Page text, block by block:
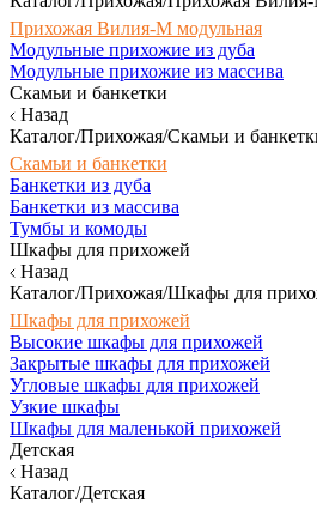
Прихожая Вилия-М модульная
Модульные прихожие из дуба
Модульные прихожие из массива
Скамьи и банкетки
Назад
Каталог/Прихожая/Скамьи и
Скамьи и банкетки
Банкетки из дуба
Банкетки из массива
Тумбы и комоды
Шкафы для прихожей
Назад
Каталог/Прихожая/Шкафы для
Шкафы для прихожей
Высокие шкафы для прихожей
Закрытые шкафы для прихожей
Угловые шкафы для прихожей
Узкие шкафы
Шкафы для маленькой прихожей
Детская
Назад
Каталог/Детская